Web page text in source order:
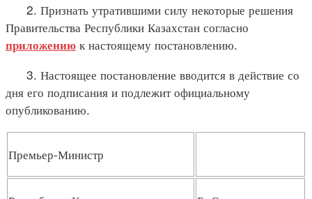
2. Признать утратившими силу некоторые решения
Правительства Республики Казахстан согласно
приложению к настоящему постановлению.
3. Настоящее постановление вводится в действие со
дня его подписания и подлежит официальному
опубликованию.
Премьер-Министр